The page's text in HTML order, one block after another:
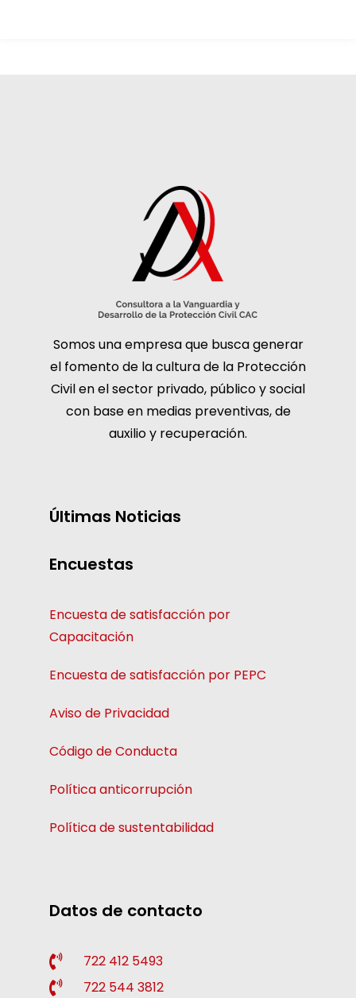
Somos una empresa que busca generar
el fomento de la cultura de la Protección
Civil en el sector privado, público y social
con base en medias preventivas, de
auxilio y recuperación.
Últimas Noticias
Encuestas
Encuesta de satisfacción por
Capacitación
Encuesta de satisfacción por PEPC
Aviso de Privacidad
Código de Conducta
Política anticorrupción
Política de sustentabilidad
Datos de contacto
722 412 5493
722 544 3812